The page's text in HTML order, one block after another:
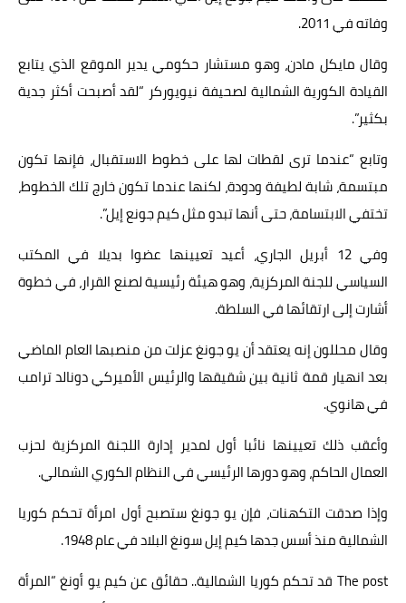
وفاته في 2011.
وقال مايكل مادن، وهو مستشار حكومي يدير الموقع الذي يتابع
القيادة الكورية الشمالية لصحيفة نيويوركر “لقد أصبحت أكثر جدية
بكثير”.
وتابع “عندما ترى لقطات لها على خطوط الاستقبال، فإنها تكون
مبتسمة، شابة لطيفة ودودة، لكنها عندما تكون خارج تلك الخطوط،
تختفي الابتسامة، حتى أنها تبدو مثل كيم جونع إيل”.
وفي 12 أبريل الجاري، أعيد تعيينها عضوا بديلا في المكتب
السياسي للجنة المركزية، وهو هيئة رئيسية لصنع القرار، في خطوة
أشارت إلى ارتقائها في السلطة.
وقال محللون إنه يعتقد أن يو جونغ عزلت من منصبها العام الماضي
بعد انهيار قمة ثانية بين شقيقها والرئيس الأميركي دونالد ترامب
في هانوي.
وأعقب ذلك تعيينها نائبا أول لمدير إدارة اللجنة المركزية لحزب
العمال الحاكم، وهو دورها الرئيسي في النظام الكوري الشمالي.
وإذا صدقت التكهنات، فإن يو جونغ ستصبح أول امرأة تحكم كوريا
الشمالية منذ أسس جدها كيم إيل سونغ البلاد في عام 1948.
The post قد تحكم كوريا الشمالية.. حقائق عن كيم يو أونغ “المرأة